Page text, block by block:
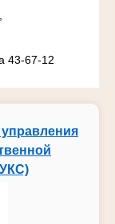
43-67-12